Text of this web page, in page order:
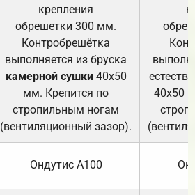
крепления
обрешетки 300 мм.
Контробрешётка
выполняется из бруска
камерной сушки40х50
мм. Крепится по
стропильным ногам
(вентиляционный зазор).
40х50
Ондутис А100